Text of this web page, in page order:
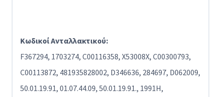
Κωδικοί Ανταλλακτικού:
F367294, 1703274, C00116358, X53008X, C00300793,
C00113872, 481935828002, D346636, 284697, D062009,
50.01.19.91, 01.07.44.09, 50.01.19.91., 1991H,